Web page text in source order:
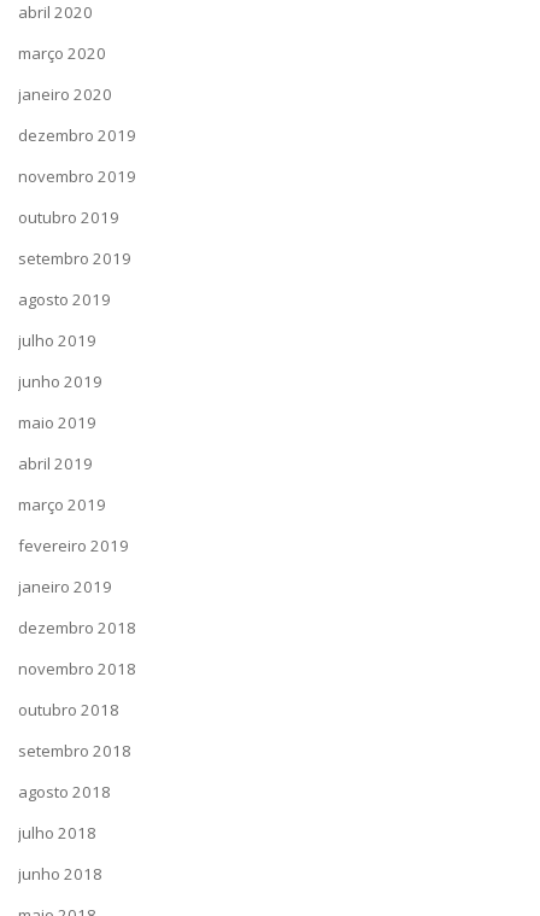
abril 2020
março 2020
janeiro 2020
dezembro 2019
novembro 2019
outubro 2019
setembro 2019
agosto 2019
julho 2019
junho 2019
maio 2019
abril 2019
março 2019
fevereiro 2019
janeiro 2019
dezembro 2018
novembro 2018
outubro 2018
setembro 2018
agosto 2018
julho 2018
junho 2018